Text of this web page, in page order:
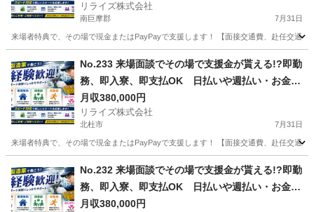
部品の製造・加工のお仕事♪
リライズ株式会社
南巨摩郡 7月31日
来場者特典で、その場で現金またはPayPayで支援します！ 【面接交通費、赴任交通
No.233 来場面談でその場で支援金が貰える!?即勤
務、即入寮、即支払OK 日払いや週払い・お金住
む場所に困ってる方必見の案件です！簡単な電子
部品の製造・加工のお仕事♪
月収380,000円
リライズ株式会社
北杜市 7月31日
来場者特典で、その場で現金またはPayPayで支援します！ 【面接交通費、赴任交通
No.232 来場面談でその場で支援金が貰える!?即勤
務、即入寮、即支払OK 日払いや週払い・お金住
む場所に困ってる方必見の案件です！簡単な電子
月収380,000円